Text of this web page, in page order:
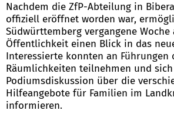
Nachdem die ZfP-Abteilung in
offiziell eröffnet worden war,
Südwürttemberg vergangene Woche
Öffentlichkeit einen Blick in das
Interessierte konnten an Führungen
Räumlichkeiten teilnehmen und
Podiumsdiskussion über die
Hilfeangebote für Familien im
informieren.